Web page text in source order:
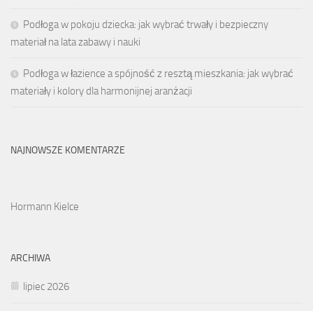
Podłoga w pokoju dziecka: jak wybrać trwały i bezpieczny
materiał na lata zabawy i nauki
Podłoga w łazience a spójność z resztą mieszkania: jak wybrać
materiały i kolory dla harmonijnej aranżacji
NAJNOWSZE KOMENTARZE
Hormann Kielce
ARCHIWA
lipiec 2026